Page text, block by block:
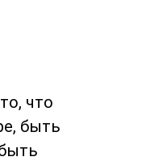
что
быть